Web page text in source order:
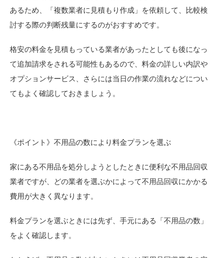
あるため、「複数業者に見積もり作成」を依頼して、比較検
討する際の判断残量にするのがおすすめです。
格安の料金を見積もっている業者があったとしても後になっ
て追加請求をされる可能性もあるので、料金の詳しい内訳や
オプションサービス、さらには当日の作業の流れなどについ
てもよく確認しておきましょう。
《ポイント》不用品の数により料金プランを選ぶ
家にある不用品を処分しようとしたときに便利な不用品回収
業者ですが、どの業者を選ぶかによって不用品回収にかかる
費用が大きく異なります。
料金プランを選ぶときには先ず、手元にある「不用品の数」
をよく確認します。